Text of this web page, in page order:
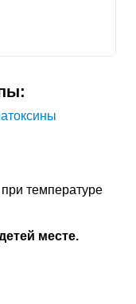
температуре
месте.